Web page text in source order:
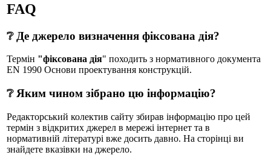
FAQ
❔ Де джерело визначення фіксована дія?
Термін "фіксована дія" походить з нормативного документа
EN 1990 Основи проектування конструкцій.
❔ Яким чином зібрано цю інформацію?
Редакторський колектив сайту збирав інформацію про цей
термін з відкритих джерел в мережі інтернет та в
нормативній літературі вже досить давно. На сторінці ви
знайдете вказівки на джерело.